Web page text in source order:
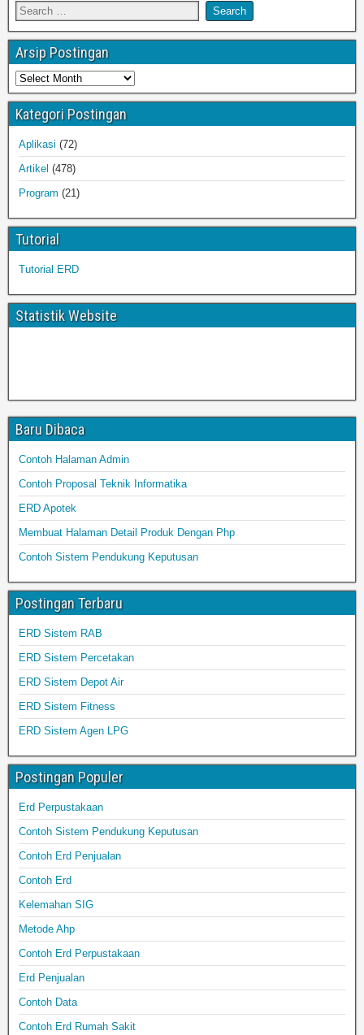
Arsip Postingan
Kategori Postingan
Aplikasi (72)
Artikel (478)
Program (21)
Tutorial
Tutorial ERD
Statistik Website
Baru Dibaca
Contoh Halaman Admin
Contoh Proposal Teknik Informatika
ERD Apotek
Membuat Halaman Detail Produk Dengan Php
Contoh Sistem Pendukung Keputusan
Postingan Terbaru
ERD Sistem RAB
ERD Sistem Percetakan
ERD Sistem Depot Air
ERD Sistem Fitness
ERD Sistem Agen LPG
Postingan Populer
Erd Perpustakaan
Contoh Sistem Pendukung Keputusan
Contoh Erd Penjualan
Contoh Erd
Kelemahan SIG
Metode Ahp
Contoh Erd Perpustakaan
Erd Penjualan
Contoh Data
Contoh Erd Rumah Sakit